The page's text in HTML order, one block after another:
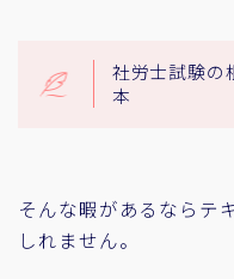
社労士試験の
本
そんな暇があるならテ
しれません。